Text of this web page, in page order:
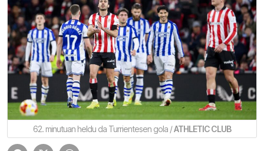
62. minutuan heldu da Turrientesen gola /ATHLETIC CLUB